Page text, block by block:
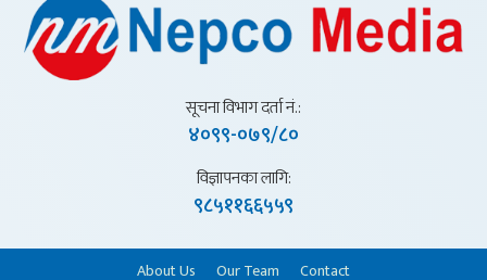
सूचना विभाग दर्ता नं.:
४०९९-०७९/८०
विज्ञापनका लागि:
९८५११६६५५९
About Us Our Team
Contact